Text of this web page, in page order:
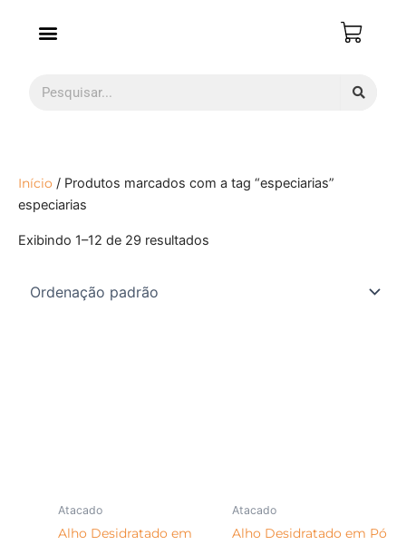
Início / Produtos marcados com a tag “especiarias”
especiarias
Exibindo 1–12 de 29 resultados
Atacado
Alho Desidratado em
Atacado
Alho Desidratado em Pó